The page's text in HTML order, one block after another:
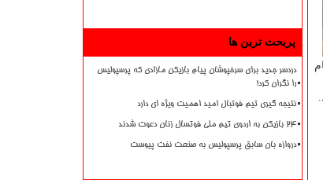
پربحث ترین ها
دردسر جدید برای سرخپوشان پیام بازیکن مازادی که پرسپولیس
را نگران کرد!
نتیجه گیری تیم فوتبال امید اهمیت ویژه ای دارد
۲۴ بازیکن به اردوی تیم ملی فوتسال زنان دعوت شدند
دروازه بان سابق پرسپولیس به صنعت نفت پیوست